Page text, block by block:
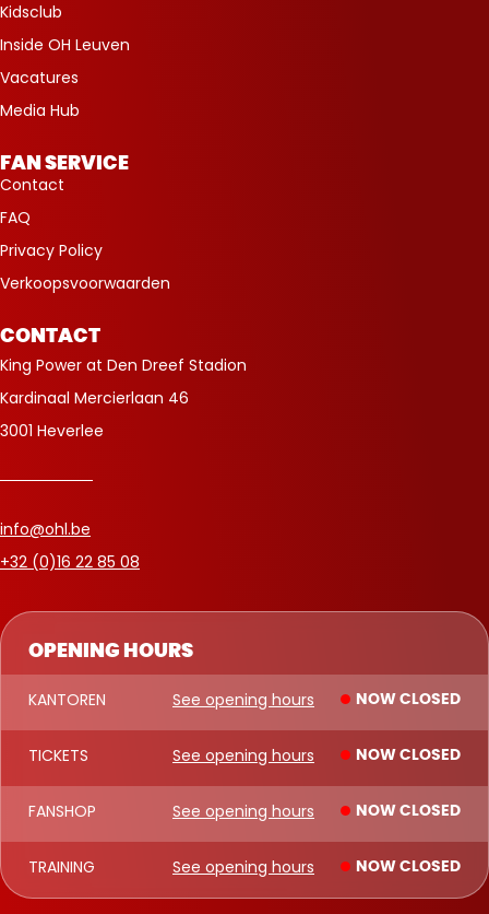
OPENING HOURS
KANTOREN See opening hours NOW CLOSED
TICKETS See opening hours NOW CLOSED
FANSHOP See opening hours NOW CLOSED
TRAINING See opening hours NOW CLOSED
Kidsclub
Inside OH Leuven
Vacatures
Media Hub
FAN SERVICE
Contact
FAQ
Privacy Policy
Verkoopsvoorwaarden
CONTACT
King Power at Den Dreef Stadion
Kardinaal Mercierlaan 46
3001 Heverlee
info@ohl.be
+32 (0)16 22 85 08